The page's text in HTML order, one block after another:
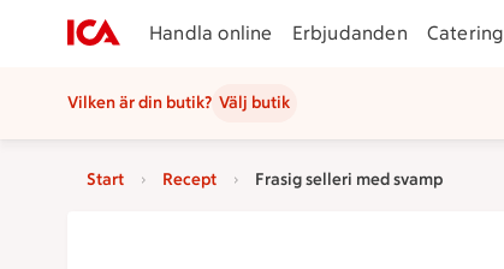
Handla online Erbjudanden Catering
Vilken är din butik? Välj butik
Start Recept Frasig selleri med svamp